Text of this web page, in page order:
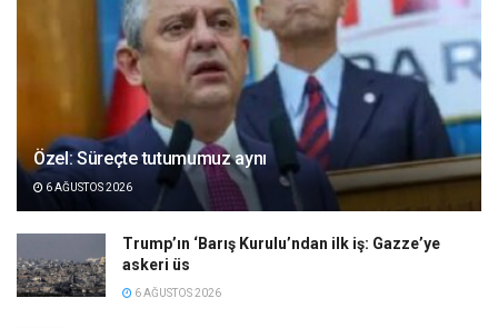
Özel: Süreçte tutumumuz aynı
6 AĞUSTOS 2026
Trump’ın ‘Barış Kurulu’ndan ilk iş: Gazze’ye
askeri üs
6 AĞUSTOS 2026